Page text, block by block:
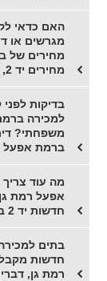
האם כדאי
מגרשים או
מחירים של
מחירים יד 2, מדלן ומה שביניהם.
בדיקות
למכירה
משפחתי?
ברמת אפעל
מה עוד
אפעל רמת
חדשות יד 2 ברמת אפעל.
בתים
חדשות
רמת גן,